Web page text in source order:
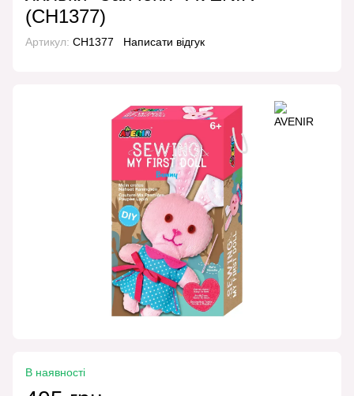
(CH1377)
Артикул: CH1377 Написати відгук
В наявності